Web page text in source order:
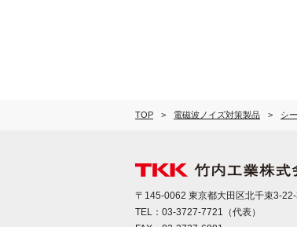
TOP 電磁波ノイズ対策製品 シ
〒145-0062 東京都大田区北千束3-
TEL： 03-3727-7721
（代表）